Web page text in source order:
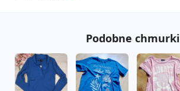
Podobne chmurki